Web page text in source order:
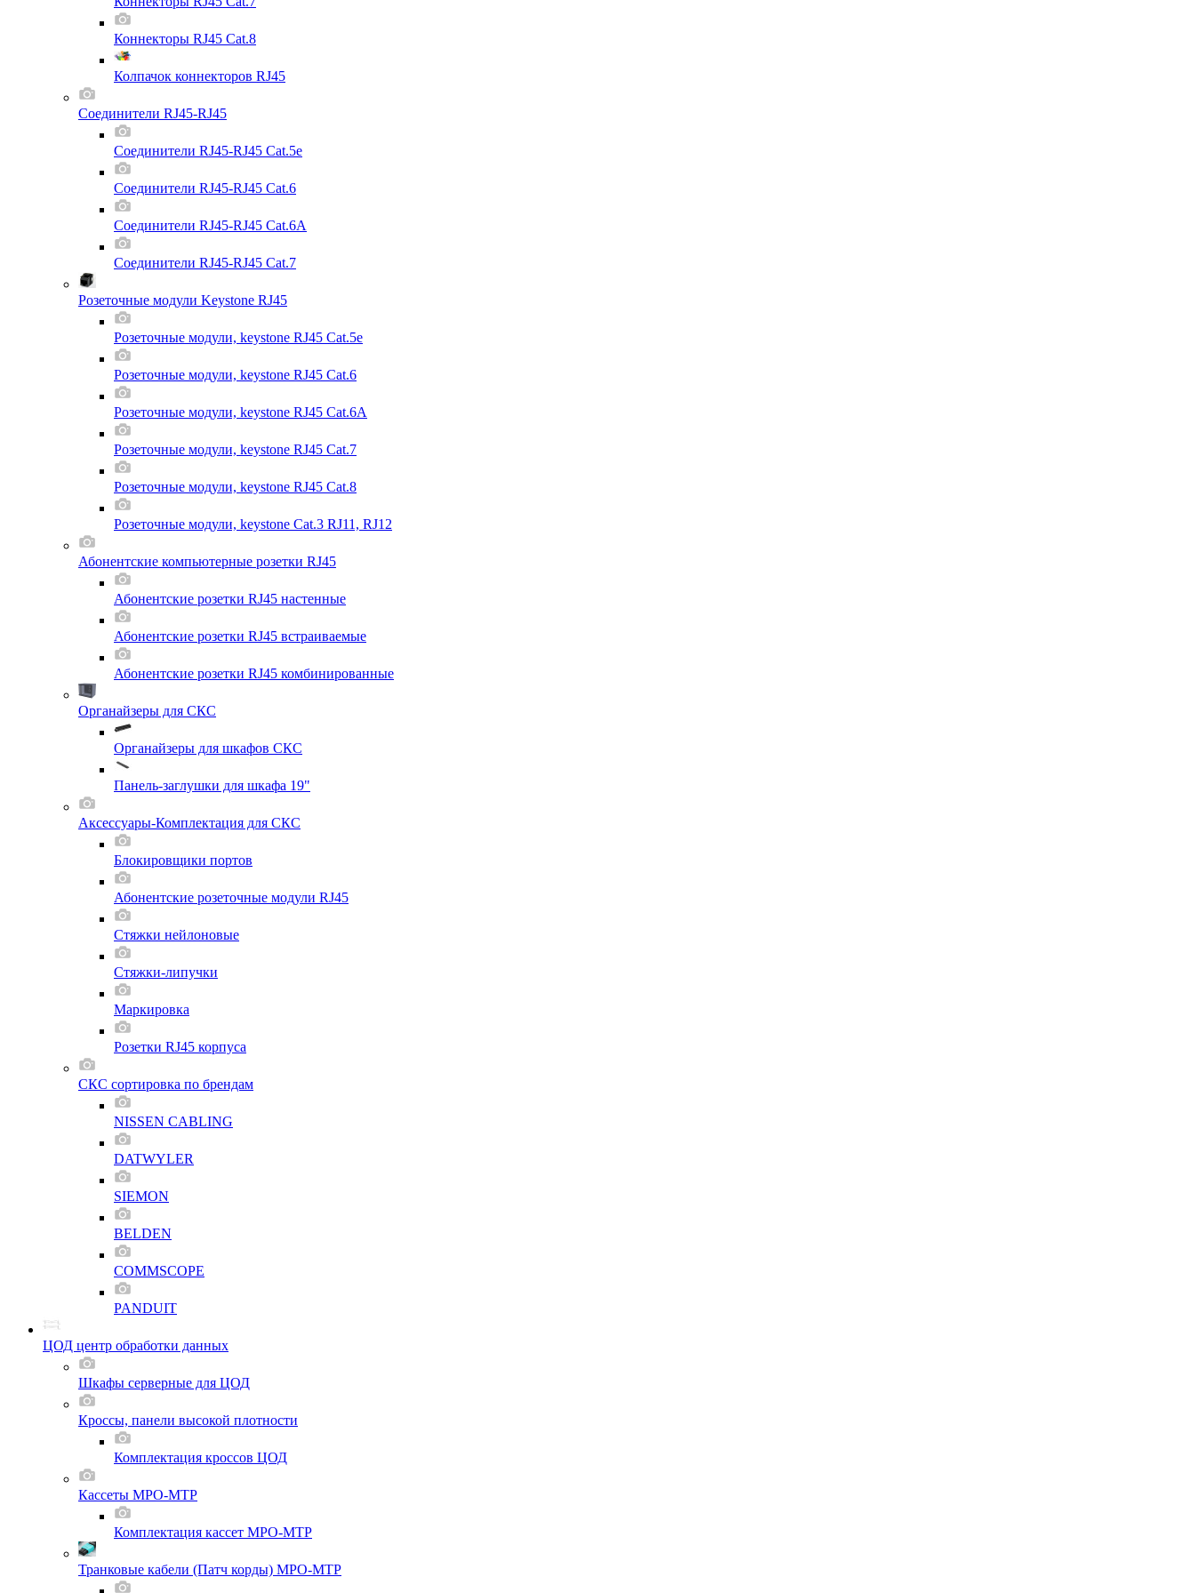
Коннекторы RJ45 Cat.8
Колпачок коннекторов RJ45
Соединители RJ45-RJ45
Соединители RJ45-RJ45 Cat.5e
Соединители RJ45-RJ45 Cat.6
Соединители RJ45-RJ45 Cat.6A
Соединители RJ45-RJ45 Cat.7
Розеточные модули Keystone RJ45
Розеточные модули, keystone RJ45 Cat.5e
Розеточные модули, keystone RJ45 Cat.6
Розеточные модули, keystone RJ45 Cat.6A
Розеточные модули, keystone RJ45 Cat.7
Розеточные модули, keystone RJ45 Cat.8
Розеточные модули, keystone Cat.3 RJ11, RJ12
Абонентские компьютерные розетки RJ45
Абонентские розетки RJ45 настенные
Абонентские розетки RJ45 встраиваемые
Абонентские розетки RJ45 комбинированные
Органайзеры для СКС
Органайзеры для шкафов СКС
Панель-заглушки для шкафа 19"
Аксессуары-Комплектация для СКС
Блокировщики портов
Абонентские розеточные модули RJ45
Стяжки нейлоновые
Стяжки-липучки
Маркировка
Розетки RJ45 корпуса
СКС сортировка по брендам
NISSEN CABLING
DATWYLER
SIEMON
BELDEN
COMMSCOPE
PANDUIT
ЦОД центр обработки данных
Шкафы серверные для ЦОД
Кроссы, панели высокой плотности
Комплектация кроссов ЦОД
Кассеты MPO-MTP
Комплектация кассет MPO-MTP
Транковые кабели (Патч корды) MPO-MTP